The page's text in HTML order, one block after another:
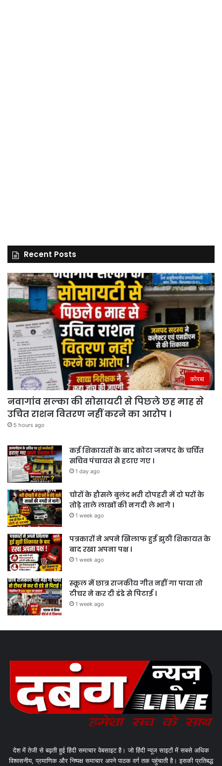
Recent Posts
कोरबा
नवागांव सल्का की सोसायटी से पिछले छह माह से
उचित राशन वितरण नहीं करने का आरोप ।
5 hours ago
कई शिकायतों के बाद कोटा जनपद के चर्चित
सचिव पंचायत से हटाए गए ।
1 day ago
चोरों के हौसले बुलंद भरी दोपहरी में दो घरों के
तोड़े ताले लाखों की नगदी ले भागे ।
1 week ago
पत्रकारों ने अपने खिलाफ हुई झुठी शिकायत के
बाद रखा अपना पक्ष ।
1 week ago
स्कूल में छात्र राजकीय गीत नहीं गा पाया तो
टीचर ने कर दी डंडे से पिटाई ।
1 week ago
देश में तेजी से बढ़ती हुई हिंदी समाचार वेबसाइट है। जो हिंदी न्यूज साइटों में सबसे अधिक
विश्वसनीय, प्रमाणिक और निष्पक्ष समाचार अपने पाठक वर्ग तक पहुंचाती है। इसकी प्रतिबद्ध